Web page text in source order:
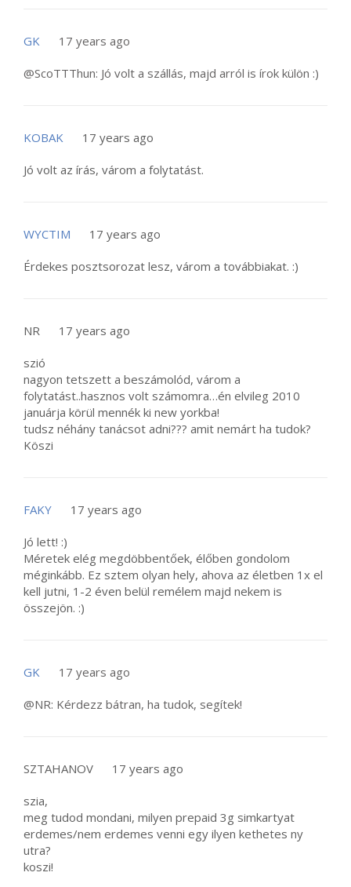
GK 17 years ago
@ScoTTThun: Jó volt a szállás, majd arról is írok külön :)
KOBAK 17 years ago
Jó volt az írás, várom a folytatást.
WYCTIM 17 years ago
Érdekes posztsorozat lesz, várom a továbbiakat. :)
NR 17 years ago
szió
nagyon tetszett a beszámolód, várom a
folytatást..hasznos volt számomra…én elvileg 2010
januárja körül mennék ki new yorkba!
tudsz néhány tanácsot adni??? amit nemárt ha tudok?
Köszi
FAKY 17 years ago
Jó lett! :)
Méretek elég megdöbbentőek, élőben gondolom
méginkább. Ez sztem olyan hely, ahova az életben 1x el
kell jutni, 1-2 éven belül remélem majd nekem is
összejön. :)
GK 17 years ago
@NR: Kérdezz bátran, ha tudok, segítek!
SZTAHANOV 17 years ago
szia,
meg tudod mondani, milyen prepaid 3g simkartyat
erdemes/nem erdemes venni egy ilyen kethetes ny
utra?
koszi!